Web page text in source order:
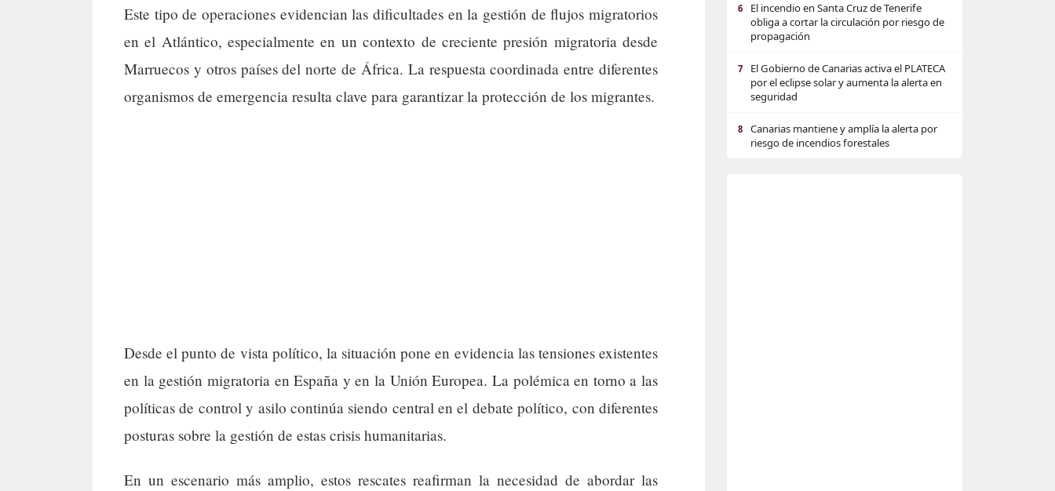
Este tipo de operaciones evidencian las dificultades en la gestión de flujos migratorios
en el Atlántico, especialmente en un contexto de creciente presión migratoria desde
Marruecos y otros países del norte de África. La respuesta coordinada entre diferentes
organismos de emergencia resulta clave para garantizar la protección de los migrantes.
Desde el punto de vista político, la situación pone en evidencia las tensiones existentes
en la gestión migratoria en España y en la Unión Europea. La polémica en torno a las
políticas de control y asilo continúa siendo central en el debate político, con diferentes
posturas sobre la gestión de estas crisis humanitarias.
En un escenario más amplio, estos rescates reafirman la necesidad de abordar las
6
El incendio en Santa Cruz de Tenerife
obliga a cortar la circulación por riesgo de
propagación
7
El Gobierno de Canarias activa el PLATECA
por el eclipse solar y aumenta la alerta en
seguridad
8
Canarias mantiene y amplía la alerta por
riesgo de incendios forestales